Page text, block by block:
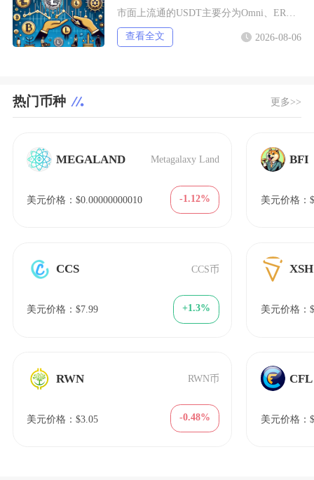
查看全文 2026-08-06
热门币种 更多>>
MEGALAND Metagalaxy Land
美元价格：$0.00000000010 -1.12%
CCS CCS币
美元价格：$7.99 +1.3%
RWN RWN币
美元价格：$3.05 -0.48%
BFI
美元价格：
XSH
美元价格：
CFL
美元价格：